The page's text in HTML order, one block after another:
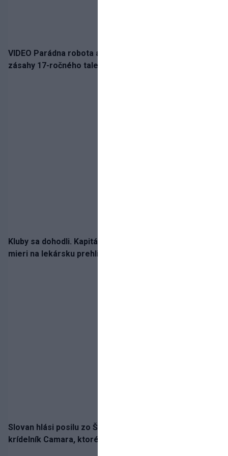
VIDEO Parádna robota a gól v oslabení! Pozrite si oba
zásahy 17-ročného talentu Rychlíka proti USA
Kluby sa dohodli. Kapitán Sparty Praha Lukáš Haraslín
mieri na lekársku prehliadku
Slovan hlási posilu zo Španielska! Belasých posilní
krídelník Camara, ktorého povedie jeho detský vzor